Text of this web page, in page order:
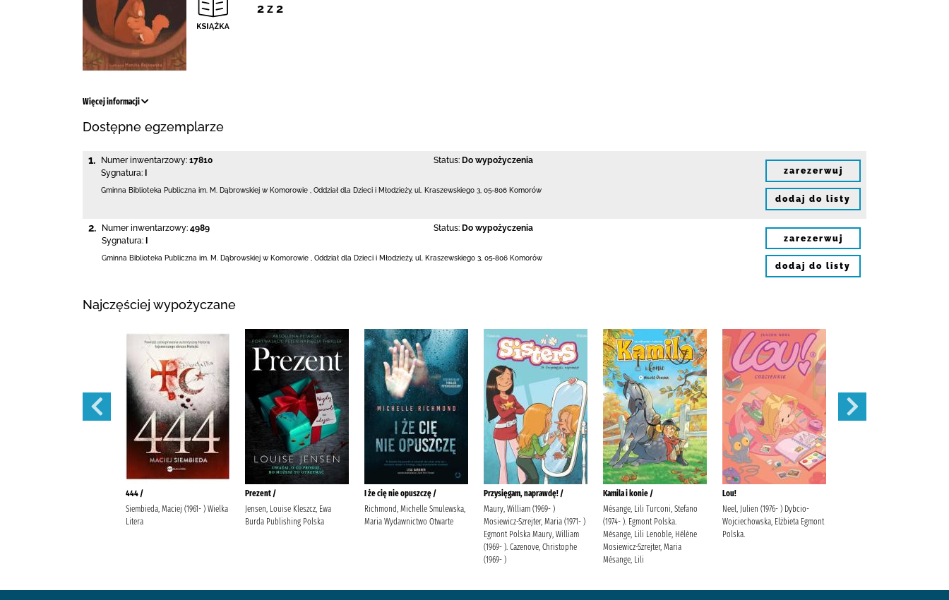
2 z 2
Więcej informacji
Dostępne egzemplarze
1. Numer inwentarzowy: 17810
Sygnatura:
Status: Do wypożyczenia
Gminna Biblioteka Publiczna im. M. Dąbrowskiej w Komorowie Oddział dla Dzieci i Młodzieży, ul. Kraszewskiego 3 05-806 Komorów
zarezerwuj
dodaj do listy
2. Numer inwentarzowy: 4989
Sygnatura: I
Status: Do wypożyczenia
Gminna Biblioteka Publiczna im. M. Dąbrowskiej w Komorowie Oddział dla Dzieci i Młodzieży, ul. Kraszewskiego 3 05-806 Komorów
zarezerwuj
dodaj do listy
Najczęściej wypożyczane
444 /
Siembieda, Maciej (1961- ) Wielka
Litera
Prezent /
Jensen, Louise Kleszcz, Ewa
Burda Publishing Polska
I że cię nie opuszczę /
Richmond, Michelle Smulewska,
Maria Wydawnictwo Otwarte
Przysięgam, naprawdę! /
Maury, William (1969- )
Mosiewicz-Szrejter, Maria (1971- )
Egmont Polska Maury, William
(1969- ). Cazenove, Christophe
(1969- )
Kamila i konie /
Mésange, Lili Turconi, Stefano
(1974- ). Egmont Polska.
Mésange, Lili Lenoble, Hélène
Mosiewicz-Szrejter, Maria
Mésange, Lili
Lou!
Neel, Julien (1976- ) Dybcio-
Wojciechowska, Elżbieta Egmont
Polska.